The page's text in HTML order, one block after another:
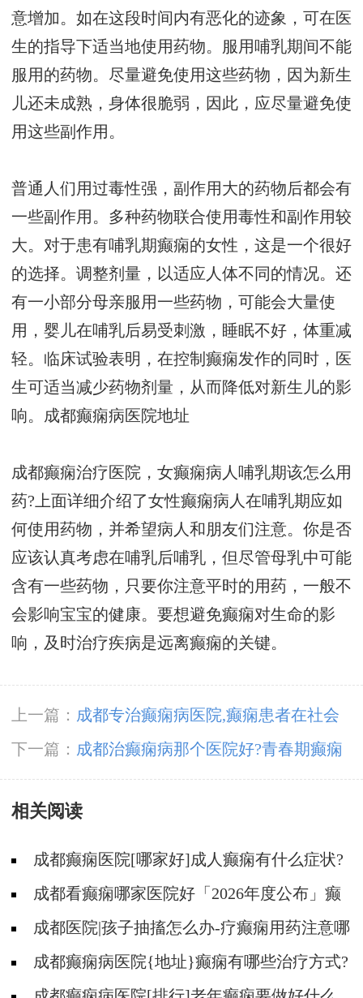
意增加。如在这段时间内有恶化的迹象，可在医
生的指导下适当地使用药物。服用哺乳期间不能
服用的药物。尽量避免使用这些药物，因为新生
儿还未成熟，身体很脆弱，因此，应尽量避免使
用这些副作用。
普通人们用过毒性强，副作用大的药物后都会有
一些副作用。多种药物联合使用毒性和副作用较
大。对于患有哺乳期癫痫的女性，这是一个很好
的选择。调整剂量，以适应人体不同的情况。还
有一小部分母亲服用一些药物，可能会大量使
用，婴儿在哺乳后易受刺激，睡眠不好，体重减
轻。临床试验表明，在控制癫痫发作的同时，医
生可适当减少药物剂量，从而降低对新生儿的影
响。 成都癫痫病医院地址
成都癫痫治疗医院，女癫痫病人哺乳期该怎么用
药?上面详细介绍了女性癫痫病人在哺乳期应如
何使用药物，并希望病人和朋友们注意。你是否
应该认真考虑在哺乳后哺乳，但尽管母乳中可能
含有一些药物，只要你注意平时的用药，一般不
会影响宝宝的健康。要想避免癫痫对生命的影
响，及时治疗疾病是远离癫痫的关键。
上一篇： 成都专治癫痫病医院,癫痫患者在社会
工作需要注意哪些?
下一篇： 成都治癫痫病那个医院好?青春期癫痫
的治疗方法有哪些?
相关阅读
成都癫痫医院[哪家好]成人癫痫有什么症状?
成都看癫痫哪家医院好「2026年度公布」癫
痫病的用药注意事项有什么?
成都医院|孩子抽搐怎么办-疗癫痫用药注意哪
些?成都癫痫病医院{地址}癫痫有哪些治疗方式?